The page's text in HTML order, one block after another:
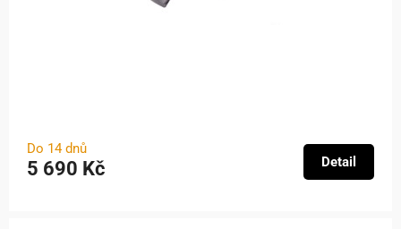
Do 14 dnů
5 690 Kč Detail